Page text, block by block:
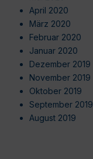
April 2020
März 2020
Februar 2020
Januar 2020
Dezember 2019
November 2019
Oktober 2019
September 2019
August 2019